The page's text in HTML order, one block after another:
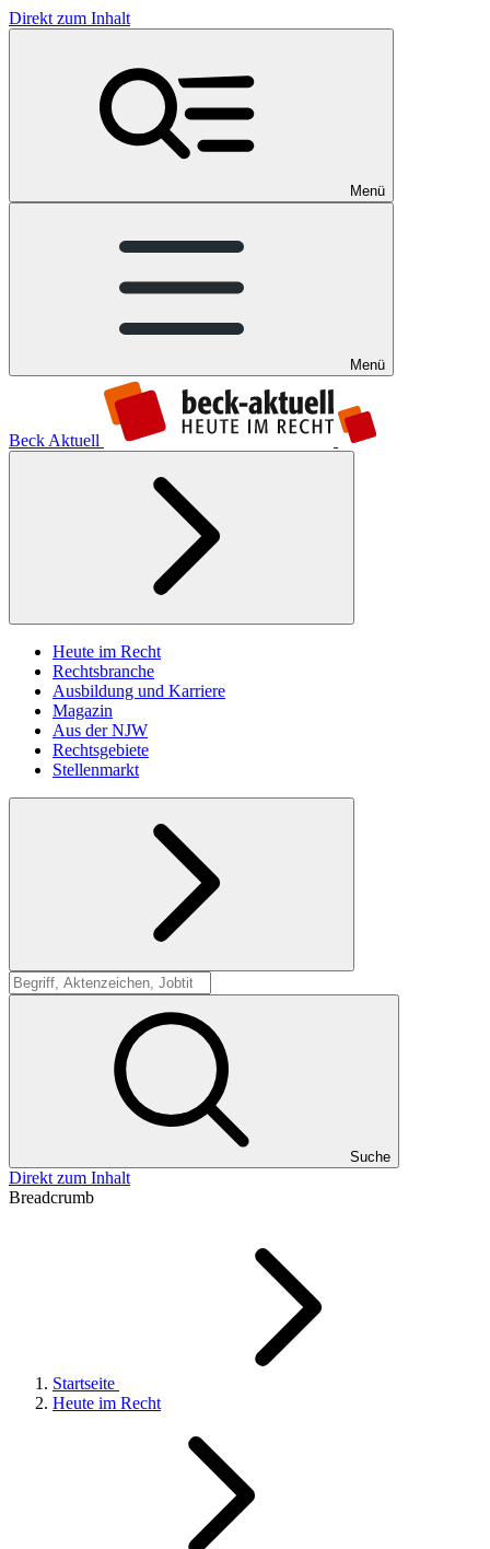
Direkt zum Inhalt
Menü
Menü
Beck Aktuell
Heute im Recht
Rechtsbranche
Ausbildung und Karriere
Magazin
Aus der NJW
Rechtsgebiete
Stellenmarkt
Suche
Suche
Direkt zum Inhalt
Breadcrumb
Startseite
Heute im Recht